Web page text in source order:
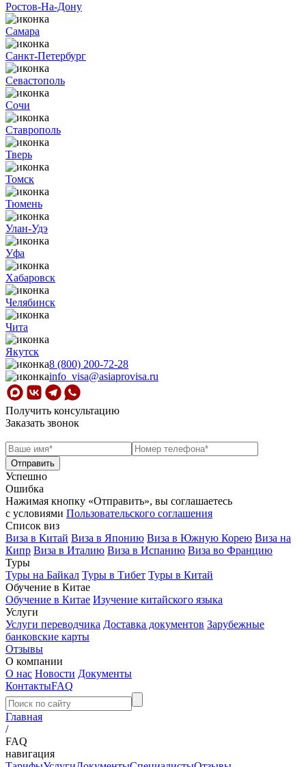
Ростов-На-Дону
Самара
Санкт-Петербург
Севастополь
Сочи
Ставрополь
Тверь
Томск
Тюмень
Улан-Удэ
Уфа
Хабаровск
Челябинск
Чита
Якутск
8 (800) 200-72-28
info_visa@asiaprovisa.ru
Получить консультацию
Заказать звонок
Успешно
Ошибка
Нажимая кнопку «Отправить», вы соглашаетесь
с условиями Пользовательского соглашения
Список виз
Виза в Китай Виза в Японию Виза в Южную Корею Виза на
Кипр Виза в Италию Виза в Испанию Виза во Францию
Туры
Туры на Байкал Туры в Тибет Туры в Китай
Обучение в Китае
Обучение в Китае Изучение китайского языка
Услуги
Услуги переводчика Доставка документов Зарубежные
банковские карты
Отзывы
О компании
О нас Новости Документы
КонтактыFAQ
Главная
/
FAQ
навигация